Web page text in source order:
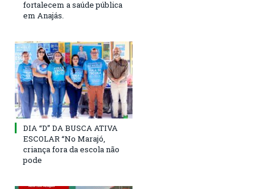
fortalecem a saúde pública
em Anajás.
DIA “D” DA BUSCA ATIVA
ESCOLAR “No Marajó,
criança fora da escola não
pode